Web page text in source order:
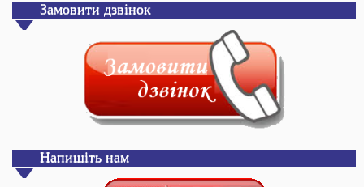
Замовити дзвінок
Напишіть нам